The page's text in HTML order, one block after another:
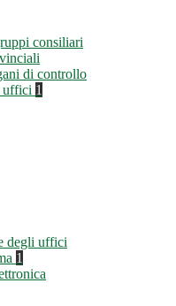
consiliari
di controllo
uffici 1
degli uffici
1